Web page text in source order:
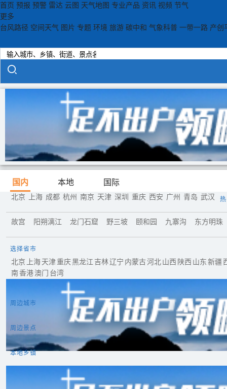
首页 预报 预警 雷达 云图 天气地图 专业产品 资讯 视频 节气
更多
台风路径 空间天气 图片 专题 环境 旅游 碳中和 气象科普 一带一路 产创
国内 本地 国际
北京 上海 成都 杭州 南京 天津 深圳 重庆 西安 广州 青岛 武汉
故宫 阳朔漓江 龙门石窟 野三坡 颐和园 九寨沟 东方明珠
选择省市
北京 上海 天津重庆黑龙江 吉林辽宁 内蒙古河北 山西 陕西 山东 新疆
南 香港 澳门 台湾
周边城市
周边景点
本地乡镇